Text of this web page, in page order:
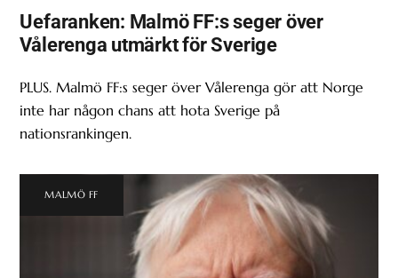
Uefaranken: Malmö FF:s seger över
Vålerenga utmärkt för Sverige
PLUS. Malmö FF:s seger över Vålerenga gör att Norge
inte har någon chans att hota Sverige på
nationsrankingen.
MALMÖ FF